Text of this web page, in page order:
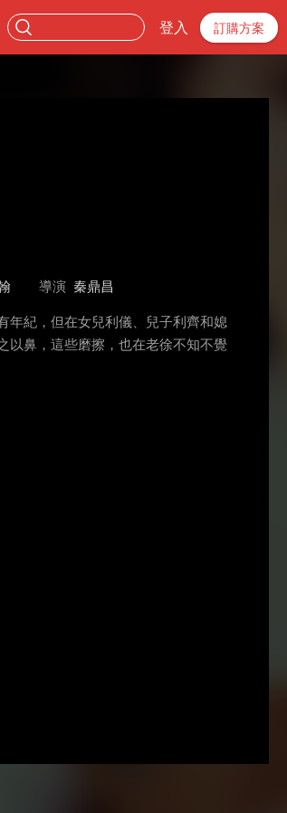
登入 訂購方案
導演 秦鼎昌
年紀，但在女兒利儀、兒子利齊和媳
以鼻，這些磨擦，也在老徐不知不覺